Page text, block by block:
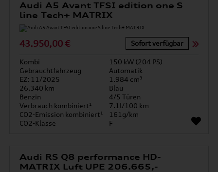
Audi A5 Avant TFSI edition one S
line Tech+ MATRIX
43.950,00 € Sofort verfügbar
Kombi
150 kW (204 PS)
Gebrauchtfahrzeug
Automatik
EZ: 11/2025
1.984 cm³
26.340 km
Blau
Benzin
4/5 Türen
Verbrauch kombiniert¹
7.1l/100 km
CO2-Emission kombiniert¹
161g/km
CO2-Klasse
F
Audi RS Q8 performance HD-
MATRIX Luft UPE 206.665,-